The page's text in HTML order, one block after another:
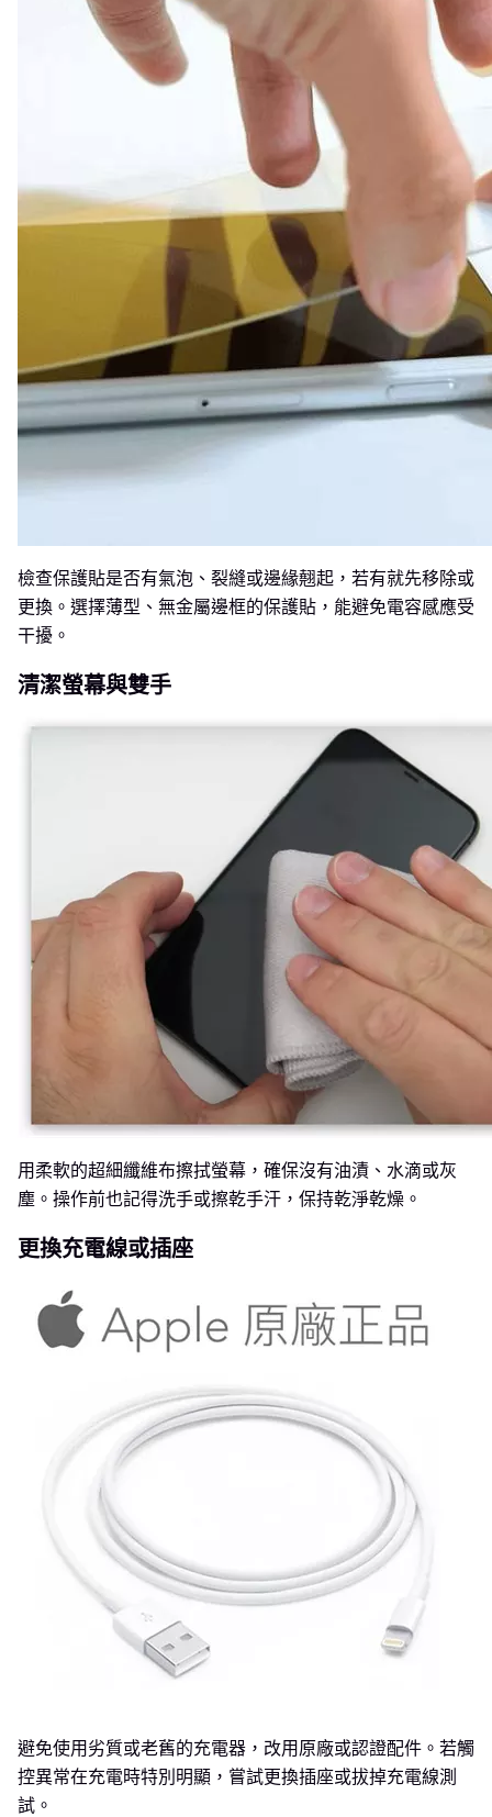
檢查保護貼是否有氣泡、裂縫或邊緣翹起，若有就先移除或
更換。選擇薄型、無金屬邊框的保護貼，能避免電容感應受
干擾。
清潔螢幕與雙手
用柔軟的超細纖維布擦拭螢幕，確保沒有油漬、水滴或灰
塵。操作前也記得洗手或擦乾手汗，保持乾淨乾燥。
更換充電線或插座
避免使用劣質或老舊的充電器，改用原廠或認證配件。若觸
控異常在充電時特別明顯，嘗試更換插座或拔掉充電線測
試。